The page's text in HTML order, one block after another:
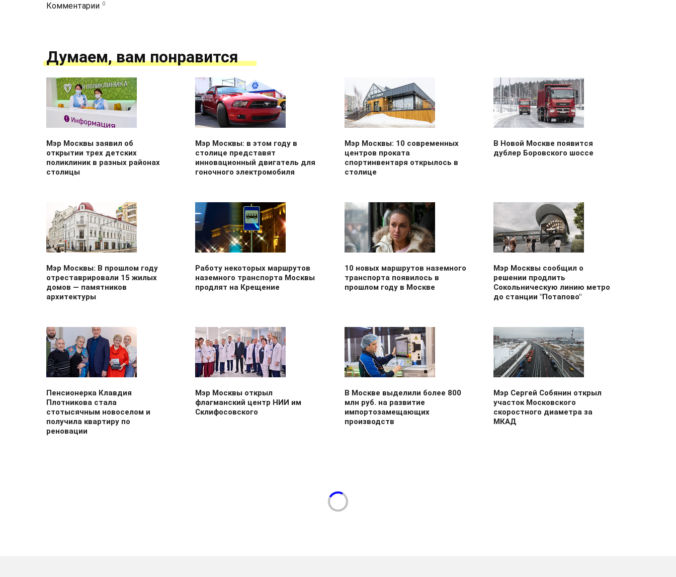
Комментарии 0
Думаем, вам понравится
Мэр Москвы заявил об
открытии трех детских
поликлиник в разных районах
столицы
Мэр Москвы: в этом году в
столице представят
инновационный двигатель для
гоночного электромобиля
Мэр Москвы: 10 современных
центров проката
спортинвентаря открылось в
столице
В Новой Москве появится
дублер Боровского шоссе
Мэр Москвы: В прошлом году
отреставрировали 15 жилых
домов — памятников
архитектуры
Работу некоторых маршрутов
наземного транспорта Москвы
продлят на Крещение
10 новых маршрутов наземного
транспорта появилось в
прошлом году в Москве
Мэр Москвы сообщил о
решении продлить
Сокольническую линию метро
до станции "Потапово"
Пенсионерка Клавдия
Плотникова стала
стотысячным новоселом и
получила квартиру по
реновации
Мэр Москвы открыл
флагманский центр НИИ им
Склифосовского
В Москве выделили более 800
млн руб. на развитие
импортозамещающих
производств
Мэр Сергей Собянин открыл
участок Московского
скоростного диаметра за
МКАД